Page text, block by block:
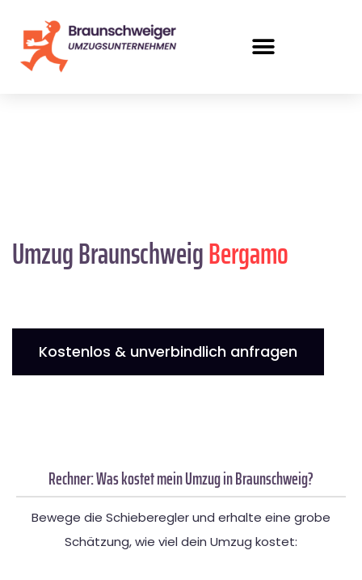
Umzug BraunschweigBergamo
Kostenlos & unverbindlich anfragen
Rechner: Was kostet mein Umzug in Braunschweig?
Bewege die Schieberegler und erhalte eine grobe
Schätzung, wie viel dein Umzug kostet: